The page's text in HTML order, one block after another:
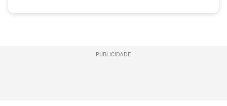
PUBLICIDADE